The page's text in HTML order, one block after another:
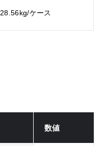
28.56kg/ケース
数値